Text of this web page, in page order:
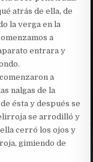
atrás de ella, de
la verga en la
a
entrara y
a
nalgas de la
ésta y después se
se arrodilló y
cerró los ojos y
gimiendo de